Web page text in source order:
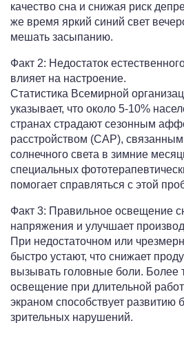
качество сна и снижая риск
же время яркий синий свет
мешать засыпанию.
Факт 2: Недостаток
влияет на настроение.
Статистика Всемирной
указывает, что около 5-10%
странах страдают сезонным
расстройством (САР),
солнечного света в зимние
специальных
помогает справляться с этой
Факт 3: Правильное освещение
напряжения и улучшает
При недостаточном или
быстро устают, что снижает
вызывать головные боли. Более
освещение при длительной
экраном способствует развитию
зрительных нарушений.